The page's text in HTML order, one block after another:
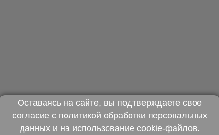
Оставаясь на сайте, вы подтверждаете свое
согласие с политикой обработки персональных
данныхи на использование cookie-файлов.